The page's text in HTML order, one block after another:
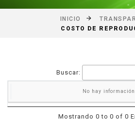
INICIO
COSTO DE
Buscar:
No hay información
Mostrando 0 to 0 of 0